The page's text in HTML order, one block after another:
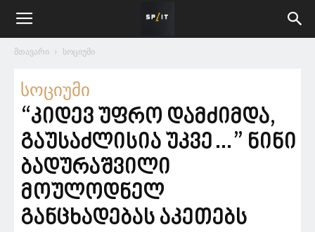
მთავარი სოციუმი
სოციუმი
“კიდევ უფრო დამძიმდა,
გაუსაძლისია უკვე…” ნინი
ბადურაშვილი
მოულოდნელ
განცხადებას აკეთებს